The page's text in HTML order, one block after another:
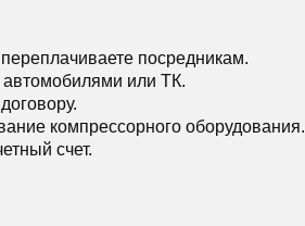
посредникам.
или ТК.
компрессорного оборудования.
счет.